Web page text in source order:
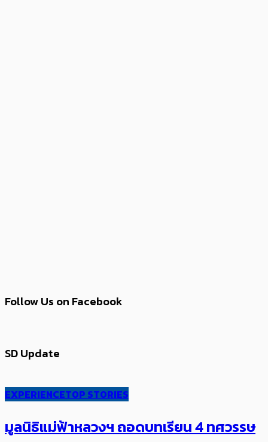
Follow Us on Facebook
SD Update
EXPERIENCETOP STORIES
มูลนิธิแม่ฟ้าหลวงฯ ถอดบทเรียน 4 ทศวรรษ